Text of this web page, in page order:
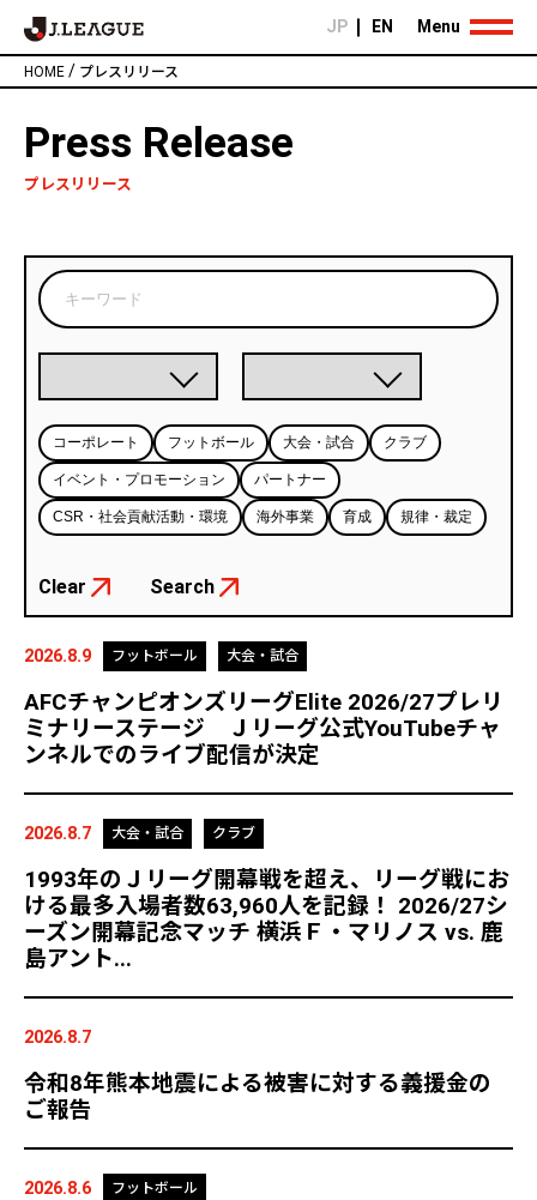
JP EN
HOME / プレスリリース
Menu
Press Release
プレスリリース
コーポレート フットボール 大会・試合 クラブ
イベント・プロモーション パートナー
CSR・社会貢献活動・環境 海外事業 育成 規律・裁定
Clear Search
2026.8.9 フットボール 大会・試合
AFCチャンピオンズリーグElite 2026/27プレリ
ミナリーステージ Ｊリーグ公式YouTubeチャ
ンネルでのライブ配信が決定
2026.8.7 大会・試合 クラブ
1993年のＪリーグ開幕戦を超え、リーグ戦にお
ける最多入場者数63,960人を記録！ 2026/27シ
ーズン開幕記念マッチ 横浜Ｆ・マリノス vs. 鹿
島アント...
2026.8.7
令和8年熊本地震による被害に対する義援金の
ご報告
2026.8.6 フットボール